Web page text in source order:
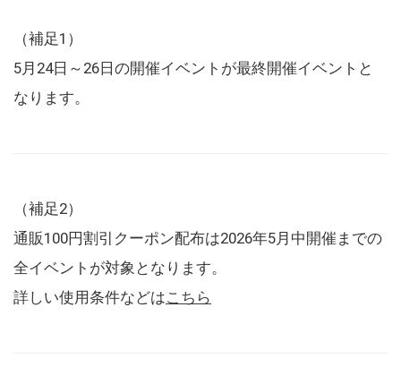
（補足1）
5月24日～26日の開催イベントが最終開催イベントと
なります。
（補足2）
通販100円割引クーポン配布は2026年5月中開催までの
全イベントが対象となります。
詳しい使用条件などはこちら